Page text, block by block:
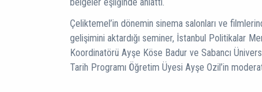
Çeliktemel’in dönemin sinema salonları ve
gelişimini aktardığı seminer, İstanbul Politikalar
Koordinatörü Ayşe Köse Badur ve Sabancı
Tarih Programı Öğretim Üyesi Ayşe Ozil’in